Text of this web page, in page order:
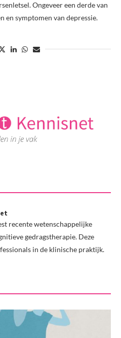
Ongeveer een derde van
en symptomen van depressie.
recente wetenschappelijke
gedragstherapie. Deze
in de klinische praktijk.